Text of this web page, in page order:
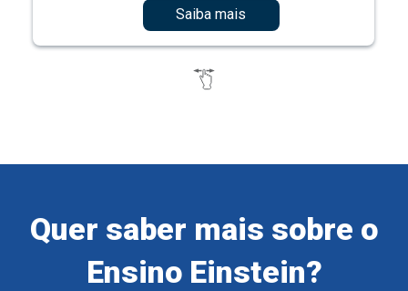
Saiba mais
Quer saber mais sobre o
Ensino Einstein?